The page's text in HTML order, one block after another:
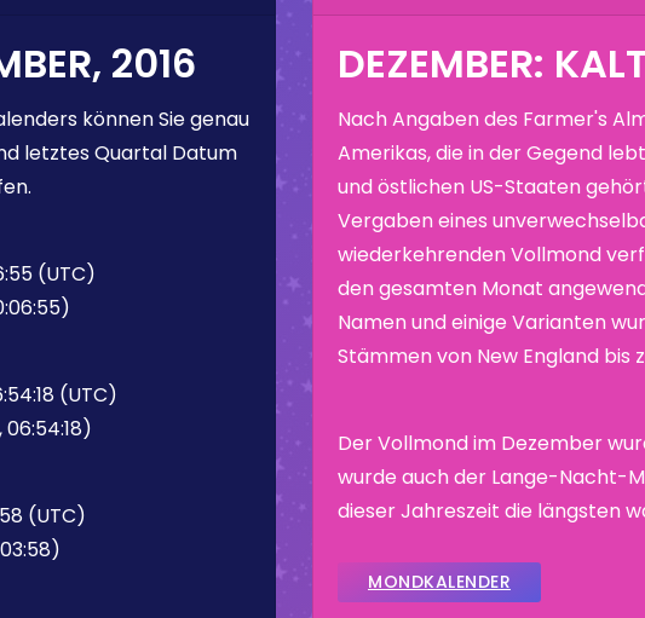
2016
können Sie genau
letztes Quartal Datum
(UTC)
(UTC)
(UTC)
DEZEMBER:
Nach Angaben des Farmer's
Amerikas, die in der Gegend
und östlichen US-Staaten
Vergaben eines
wiederkehrenden Vollmond
den gesamten Monat
Namen und einige Varianten
Stämmen von New England bis
Der Vollmond im Dezember
wurde auch der Lange-Nacht-
dieser Jahreszeit die längsten
MONDKALENDER